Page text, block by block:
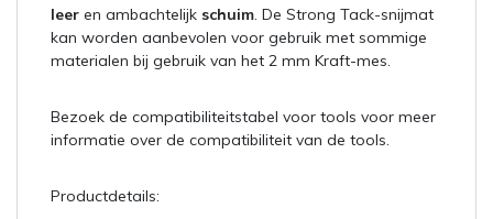
leer en ambachtelijk schuim. De Strong Tack-snijmat
kan worden aanbevolen voor gebruik met sommige
materialen bij gebruik van het 2 mm Kraft-mes.
Bezoek de compatibiliteitstabel voor tools voor meer
informatie over de compatibiliteit van de tools.
Productdetails: